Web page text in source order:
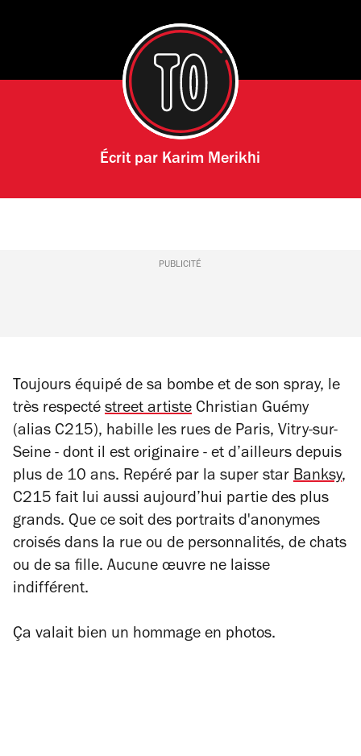
Écrit par Karim Merikhi
PUBLICITÉ
Toujours équipé de sa bombe et de son spray, le
très respecté street artiste Christian Guémy
(alias C215), habille les rues de Paris, Vitry-sur-
Seine - dont il est originaire - et d’ailleurs depuis
plus de 10 ans. Repéré par la super star Banksy,
C215 fait lui aussi aujourd’hui partie des plus
grands. Que ce soit des portraits d'anonymes
croisés dans la rue ou de personnalités, de chats
ou de sa fille. Aucune œuvre ne laisse
indifférent.
Ça valait bien un hommage en photos.